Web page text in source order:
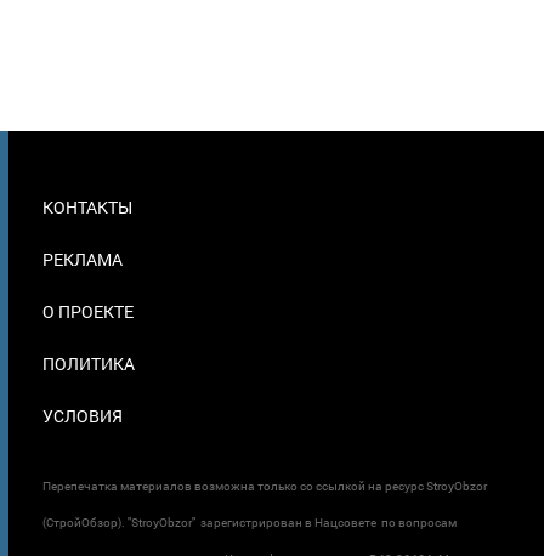
В
КОНТАКТЫ
РЕКЛАМА
О ПРОЕКТЕ
ПОЛИТИКА
УСЛОВИЯ
Перепечатка материалов возможна только со ссылкой на ресурс StroyObzor
(СтройОбзор). "StroyObzor" зарегистрирован в Нацсовете по вопросам